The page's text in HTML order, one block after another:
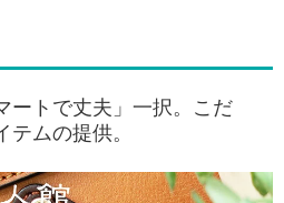
ートで丈夫」一択。こだ
ムの提供。